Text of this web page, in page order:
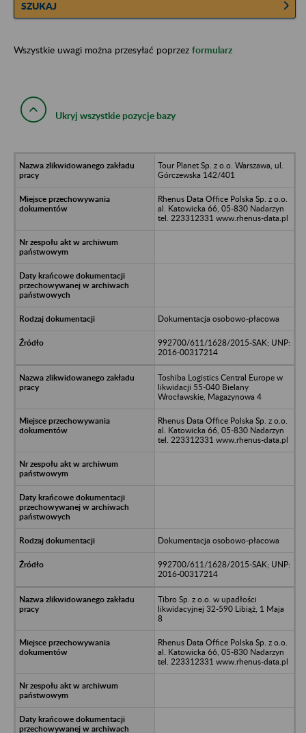
SZUKAJ
Wszystkie uwagi można przesyłać poprzez formularz
Ukryj wszystkie pozycje bazy
Tour Planet Sp. z o.o. Warszawa, ul.
Górczewska 142/401
Rhenus Data Office Polska Sp. z o.o.
al. Katowicka 66, 05-830 Nadarzyn
tel. 223312331 www.rhenus-data.pl
Dokumentacja osobowo-płacowa
992700/611/1628/2015-SAK; UNP:
2016-00317214
Toshiba Logistics Central Europe w
likwidacji 55-040 Bielany
Wrocławskie, Magazynowa 4
Rhenus Data Office Polska Sp. z o.o.
al. Katowicka 66, 05-830 Nadarzyn
tel. 223312331 www.rhenus-data.pl
Dokumentacja osobowo-płacowa
992700/611/1628/2015-SAK; UNP:
2016-00317214
Tibro Sp. z o.o. w upadłości
likwidacyjnej 32-590 Libiąż, 1 Maja
8
Rhenus Data Office Polska Sp. z o.o.
al. Katowicka 66, 05-830 Nadarzyn
tel. 223312331 www.rhenus-data.pl